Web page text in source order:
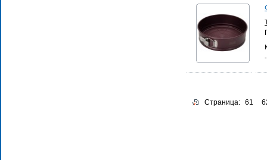
Страница: 61